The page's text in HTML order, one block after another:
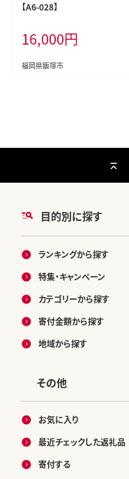
【A6-028】
16,000円
福岡県飯塚市
目的別に探す
ランキングから探す
特集・キャンペーン
カテゴリーから探す
寄付金額から探す
地域から探す
その他
お気に入り
最近チェックした返礼品
寄付する